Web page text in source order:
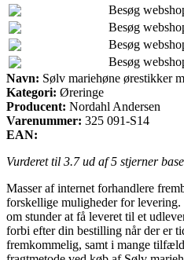
Besøg
Besøg
Besøg
Besøg
Navn: Sølv mariehøne ørestikker
Kategori: Øreringe
Producent: Nordahl Andersen
Varenummer: 325 091-S14
EAN:
Vurderet til 3.7ud af 5 stjerner
Masser af internet forhandlere
forskellige muligheder for levering.
om stunder at få leveret til et
forbi efter din bestilling når der er
fremkommelig, samt i mange